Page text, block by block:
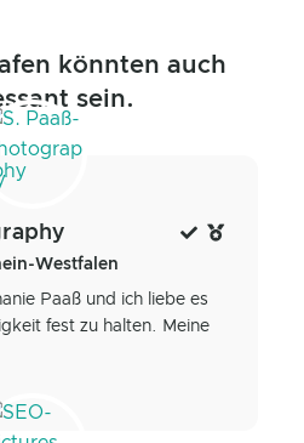
könnten auch
sein.
Westfalen
Paaß und ich liebe es
fest zu halten. Meine